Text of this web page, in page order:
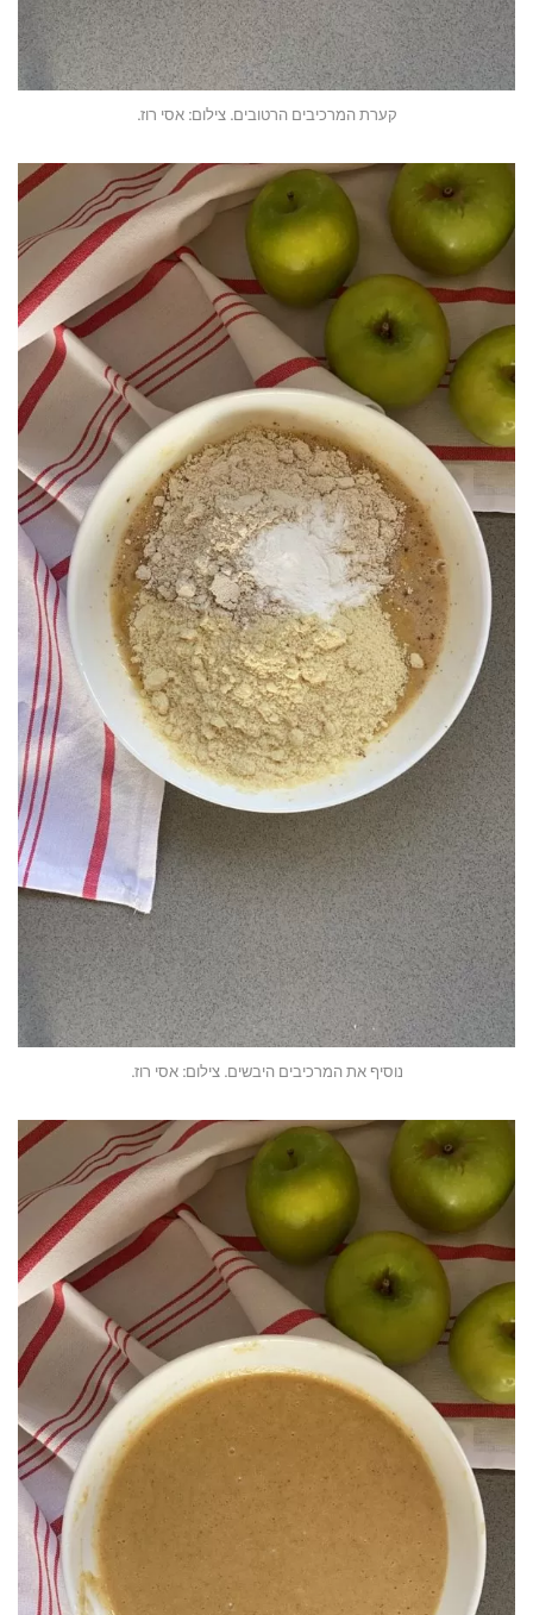
קערת המרכיבים הרטובים. צילום: אסי רוז.
נוסיף את המרכיבים היבשים. צילום: אסי רוז.